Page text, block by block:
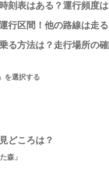
刻表はある？運行頻度は
行区間！他の路線は走る
る方法は？走行場所の
を選択する
どころは？
森」